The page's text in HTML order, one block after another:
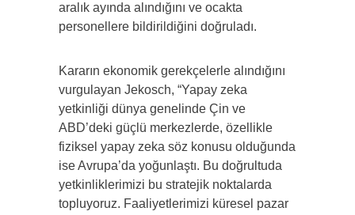
aralık ayında alındığını ve ocakta
personellere bildirildiğini doğruladı.
Kararın ekonomik gerekçelerle alındığını
vurgulayan Jekosch, “Yapay zeka
yetkinliği dünya genelinde Çin ve
ABD’deki güçlü merkezlerde, özellikle
fiziksel yapay zeka söz konusu olduğunda
ise Avrupa’da yoğunlaştı. Bu doğrultuda
yetkinliklerimizi bu stratejik noktalarda
topluyoruz. Faaliyetlerimizi küresel pazar